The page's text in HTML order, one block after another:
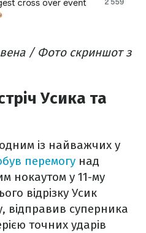
/ Фото скриншот з
Усика та
із найважчих у
перемогу над
нокаутом у 11-му
відрізку Усик
відправив суперника
точних ударів